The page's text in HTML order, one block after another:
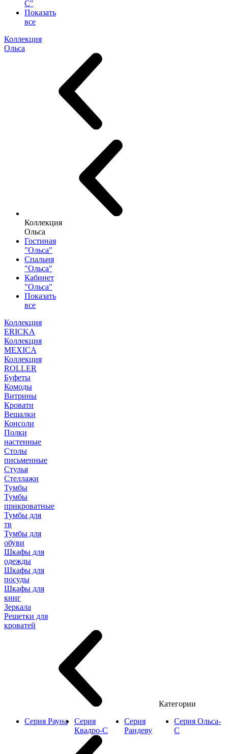
С"
Показать
все
Коллекция
Ольса
Коллекция
Ольса
Гостиная
"Ольса"
Спальня
"Ольса"
Кабинет
"Ольса"
Показать
все
Коллекция
ERICKA
Коллекция
MEXICA
Коллекция
ROLLER
Буфеты
Комоды
Витрины
Кровати
Вешалки
Консоли
Полки
настенные
Столы
письменные
Стулья
Стеллажи
Тумбы
Тумбы
прикроватные
Тумбы для
тв
Тумбы для
обуви
Шкафы для
одежды
Шкафы для
посуды
Шкафы для
книг
Зеркала
Решетки для
кроватей
Категории
Серия Рауна
Серия
Квадро-С
Серия
Рандеву
Серия Ольса-
С